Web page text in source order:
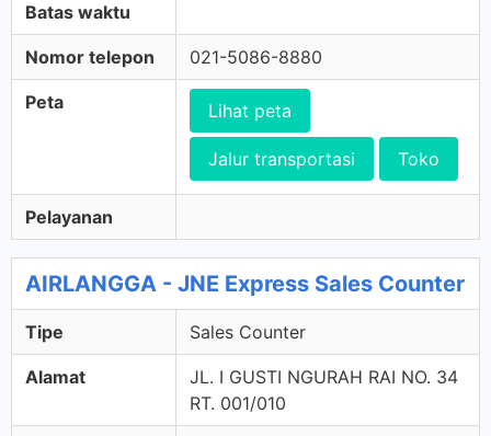
Batas waktu
Nomor telepon 021-5086-8880
Peta Lihat peta
Jalur transportasi Toko
Pelayanan
AIRLANGGA - JNE Express Sales Counter
Tipe Sales Counter
Alamat
JL. I GUSTI NGURAH RAI NO. 34
RT. 001/010